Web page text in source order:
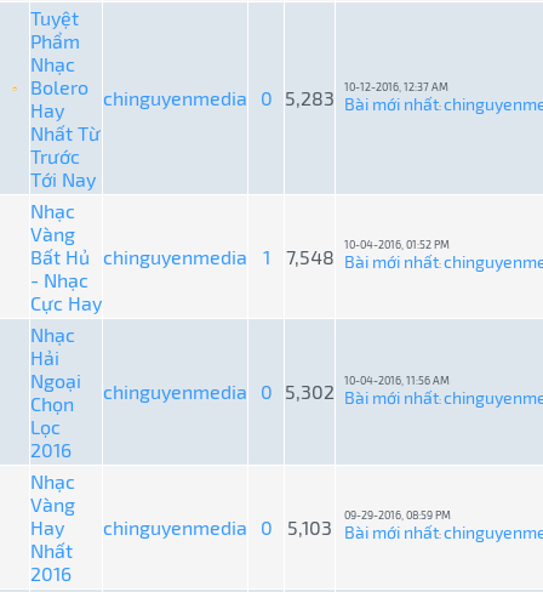
Tuyệt
Phẩm
Nhạc
Bolero
Hay
Nhất Từ
Trước
Tới Nay
chinguyenmedia 0 5,283 10-12-2016, 12:37 AM
Bài mới nhất:
Nhạc
Vàng
Bất Hủ
- Nhạc
Cực Hay
chinguyenmedia 1 7,548
10-04-2016, 01:52 PM
Bài mới nhất:
Nhạc
Hải
Ngoại
Chọn
Lọc
2016
chinguyenmedia 0 5,302 10-04-2016, 11:56 AM
Bài mới nhất:
Nhạc
Vàng
Hay
Nhất
2016
chinguyenmedia 0 5,103
09-29-2016, 08:59 PM
Bài mới nhất: